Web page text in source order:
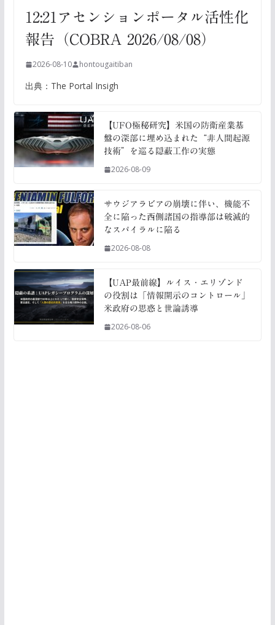
12:21アセンションポータル活性化
報告（COBRA 2026/08/08）
2026-08-10 hontougaitiban
出典：The Portal Insigh
【UFO極秘研究】米国の防衛産業基
盤の深部に埋め込まれた“非人間起源
技術”を巡る隠蔽工作の実態
2026-08-09
サウジアラビアの崩壊に伴い、機能不
全に陥った西側諸国の指導部は破滅的
なスパイラルに陥る
2026-08-08
【UAP最前線】ルイス・エリゾンド
の役割は「情報開示のコントロール」
米政府の思惑と世論誘導
2026-08-06